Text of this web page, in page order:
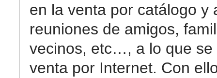
en la venta por catálogo y
reuniones de amigos,
vecinos, etc…, a lo que se
venta por Internet. Con